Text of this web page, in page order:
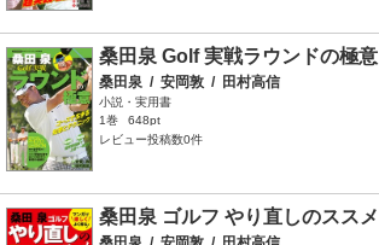
桑田泉 Golf 実戦ラウンドの極意
桑田泉 / 安岡敦 / 田村高信
小説・実用書
1巻
648pt
レビュー投稿数0件
桑田泉 ゴルフ やり直しのススメ